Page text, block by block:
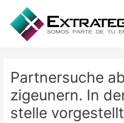
Partnersuche
zigeunern. In
stelle